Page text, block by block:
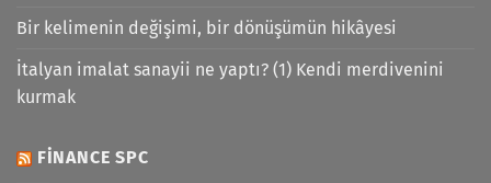
Bir kelimenin değişimi, bir dönüşümün hikâyesi
İtalyan imalat sanayii ne yaptı? (1) Kendi merdivenini
kurmak
FINANCE SPC